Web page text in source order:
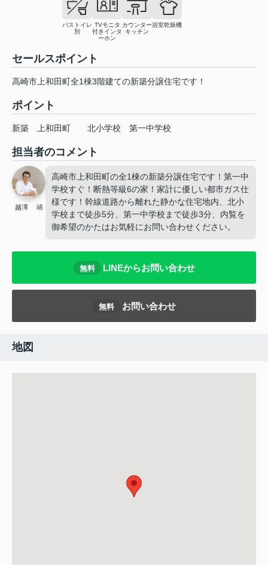
バストイレ
別
TVモニタ
付きインタ
ーホン
カウンター
キッチン
浴室乾燥機
セールスポイント
高崎市上和田町全1棟3階建ての新築分譲住宅です！
ポイント
新築 上和田町 北小学校 第一中学校
担当者のコメント
越澤 靖
高崎市上和田町の全1棟の新築分譲住宅です！第一中
学校すぐ！断熱等級6の家！家計に優しい都市ガス仕
様です！幹線道路から離れた静かな住宅地内、北小
学校まで徒歩5分、第一中学校まで徒歩3分、内覧を
御希望のかたはお気軽にお問い合わせください。
無料 LINEからお問い合わせ
無料 お問い合わせ
地図